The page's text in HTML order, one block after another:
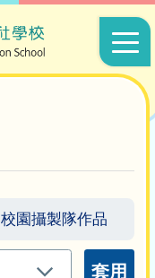
Main
校園攝製隊作品